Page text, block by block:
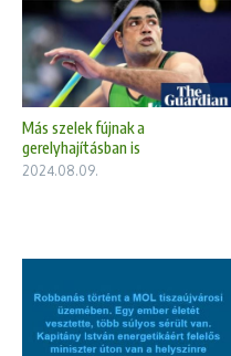
Más szelek fújnak a
gerelyhajításban is
2024.08.09.